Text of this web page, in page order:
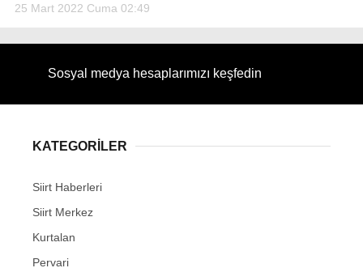
25 Mart 2022 Cuma 02:49
Sosyal medya hesaplarımızı keşfedin
KATEGORİLER
Siirt Haberleri
Siirt Merkez
Kurtalan
Pervari